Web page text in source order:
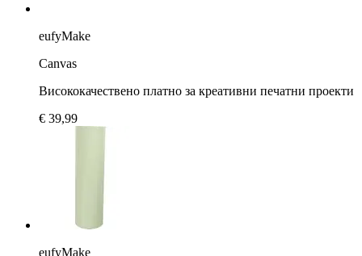
eufyMake
Canvas
Висококачествено платно за креативни печатни проекти
€ 39,99
eufyMake